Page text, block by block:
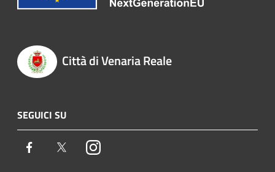
Città di Venaria Reale
SEGUICI SU
Facebook TwitterInstagram